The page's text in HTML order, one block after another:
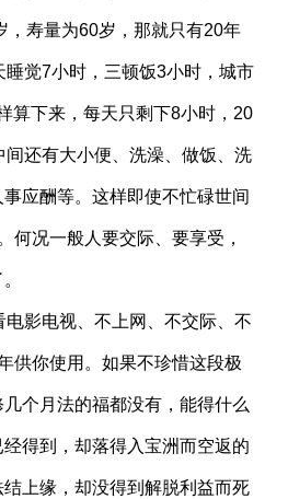
，寿量为60岁，那就只有20年
觉7小时，三顿饭3小时，城市
算下来，每天只剩下8小时，20
还有大小便、洗澡、做饭、洗
应酬等。这样即使不忙碌世间
何况一般人要交际、要享受，
电影电视、不上网、不交际、不
供你使用。如果不珍惜这段极
个月法的福都没有，能得什么
得到，却落得入宝洲而空返的
上缘，却没得到解脱利益而死